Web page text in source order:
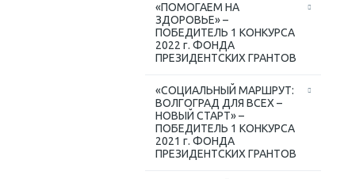
«ПОМОГАЕМ НА
ЗДОРОВЬЕ» –
ПОБЕДИТЕЛЬ 1 КОНКУРСА
2022 г. ФОНДА
ПРЕЗИДЕНТСКИХ ГРАНТОВ
«СОЦИАЛЬНЫЙ МАРШРУТ:
ВОЛГОГРАД ДЛЯ ВСЕХ –
НОВЫЙ СТАРТ» –
ПОБЕДИТЕЛЬ 1 КОНКУРСА
2021 г. ФОНДА
ПРЕЗИДЕНТСКИХ ГРАНТОВ